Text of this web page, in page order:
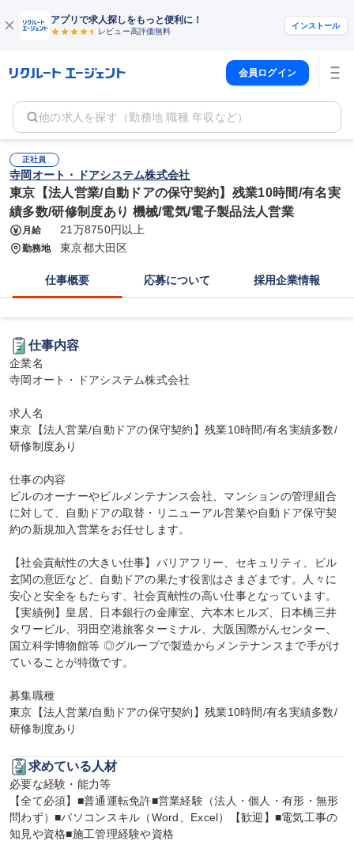
アプリで求人探しをもっと便利に！
レビュー高評価無料
インストール
会員ログイン
他の求人を探す（勤務地 職種 年収など）
正社員
寺岡オート・ドアシステム株式会社
東京【法人営業/自動ドアの保守契約】残業10時間/有名実
績多数/研修制度あり 機械/電気/電子製品法人営業
月給 21万8750円以上
勤務地 東京都大田区
仕事概要 応募について 採用企業情報
仕事内容
企業名
寺岡オート・ドアシステム株式会社
求人名
東京【法人営業/自動ドアの保守契約】残業10時間/有名実績多数/
研修制度あり
仕事の内容
ビルのオーナーやビルメンテナンス会社、マンションの管理組合
に対して、自動ドアの取替・リニューアル営業や自動ドア保守契
約の新規加入営業をお任せします。
【社会貢献性の大きい仕事】バリアフリー、セキュリティ、ビル
玄関の意匠など、自動ドアの果たす役割はさまざまです。人々に
安心と安全をもたらす、社会貢献性の高い仕事となっています。
【実績例】皇居、日本銀行の金庫室、六本木ヒルズ、日本橋三井
タワービル、羽田空港旅客ターミナル、大阪国際がんセンター、
国立科学博物館等 ◎グループで製造からメンテナンスまで手がけ
ていることが特徴です。
募集職種
東京【法人営業/自動ドアの保守契約】残業10時間/有名実績多数/
研修制度あり
求めている人材
必要な経験・能力等
【全て必須】■普通運転免許■営業経験（法人・個人・有形・無形
問わず）■パソコンスキル（Word、Excel）【歓迎】■電気工事の
知見や資格■施工管理経験や資格